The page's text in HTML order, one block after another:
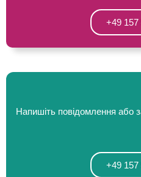
+49 157
Напишіть повідомлення або
+49 157